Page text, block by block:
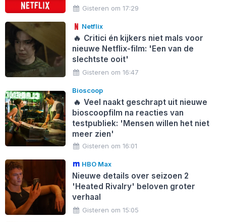
Gisteren om 17:29
Netflix
🔥 Critici én kijkers niet mals voor
nieuwe Netflix-film: 'Een van de
slechtste ooit'
Gisteren om 16:47
Bioscoop
🔥 Veel naakt geschrapt uit nieuwe
bioscoopfilm na reacties van
testpubliek: 'Mensen willen het niet
meer zien'
Gisteren om 16:01
HBO Max
Nieuwe details over seizoen 2
'Heated Rivalry' beloven groter
verhaal
Gisteren om 15:05